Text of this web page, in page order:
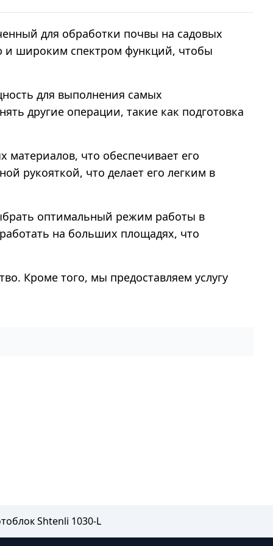
для обработки почвы на садовых
и широким спектром функций, чтобы
для выполнения самых
другие операции, такие как подготовка
что обеспечивает его
рукояткой, что делает его легким в
оптимальный режим работы в
на больших площадях, что
Кроме того, мы предоставляем услугу
Shtenli 1030-L